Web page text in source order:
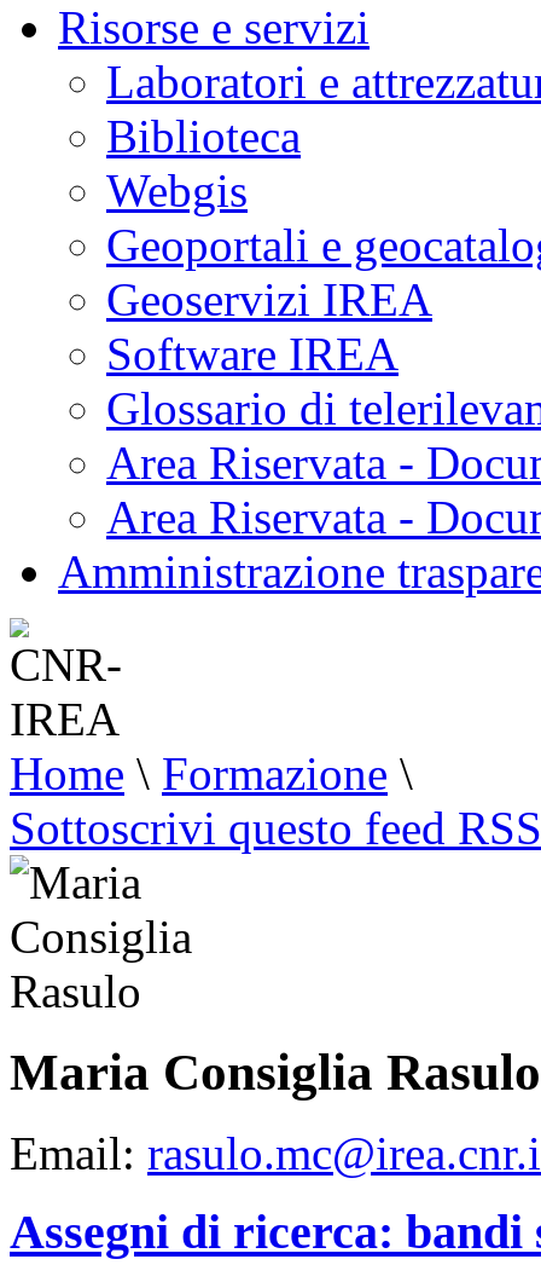
Risorse e servizi
Laboratori e
Biblioteca
Webgis
Geoportali e
Geoservizi IREA
Software IREA
Glossario di
Area Riservata -
Area Riservata -
Amministrazione
Home \ Formazione \
Sottoscrivi questo feed RSS
Maria Consiglia Rasulo
Email:
Assegni di ricerca: bandi